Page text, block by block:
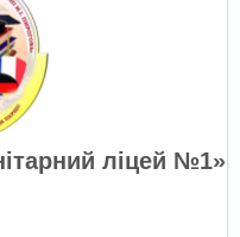
ліцей №1»